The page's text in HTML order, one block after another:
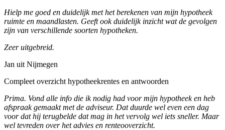
Hielp me goed en duidelijk met het berekenen van mijn hypotheek
ruimte en maandlasten. Geeft ook duidelijk inzicht wat de gevolgen
zijn van verschillende soorten hypotheken.
Zeer uitgebreid.
Jan uit Nijmegen
Compleet overzicht hypotheekrentes en antwoorden
Prima. Vond alle info die ik nodig had voor mijn hypotheek en heb
afspraak gemaakt met de adviseur. Dat duurde wel even een dag
voor dat hij terugbelde dat mag in het vervolg wel iets sneller. Maar
wel tevreden over het advies en renteooverzicht.